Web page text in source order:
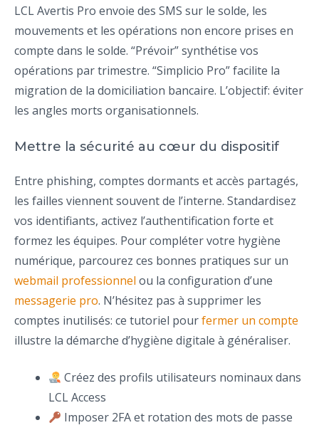
LCL Avertis Pro envoie des SMS sur le solde, les
mouvements et les opérations non encore prises en
compte dans le solde. “Prévoir” synthétise vos
opérations par trimestre. “Simplicio Pro” facilite la
migration de la domiciliation bancaire. L’objectif: éviter
les angles morts organisationnels.
Mettre la sécurité au cœur du dispositif
Entre phishing, comptes dormants et accès partagés,
les failles viennent souvent de l’interne. Standardisez
vos identifiants, activez l’authentification forte et
formez les équipes. Pour compléter votre hygiène
numérique, parcourez ces bonnes pratiques sur un
webmail professionnel ou la configuration d’une
messagerie pro. N’hésitez pas à supprimer les
comptes inutilisés: ce tutoriel pourfermer un compte
illustre la démarche d’hygiène digitale à généraliser.
Créez des profils utilisateurs nominaux dans
LCL Access
Imposer 2FA et rotation des mots de passe